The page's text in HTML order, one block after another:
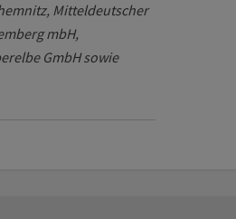
Mitteldeutscher
mbH,
GmbH sowie